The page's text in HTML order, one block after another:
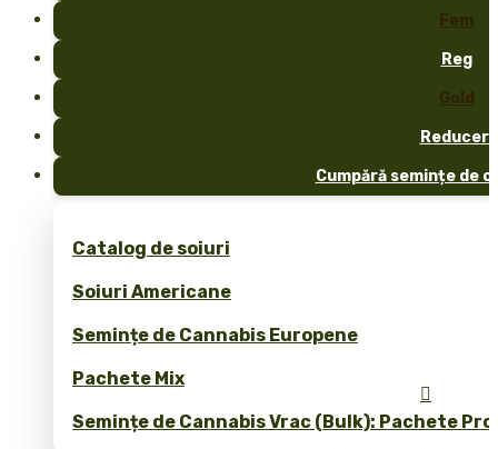
Fem
Reg
Gold
Reduceri
Cumpără semințe de
Catalog de soiuri
Soiuri Americane
Semințe de Cannabis Europene
Pachete Mix
Semințe de Cannabis Vrac (Bulk): Pachete
